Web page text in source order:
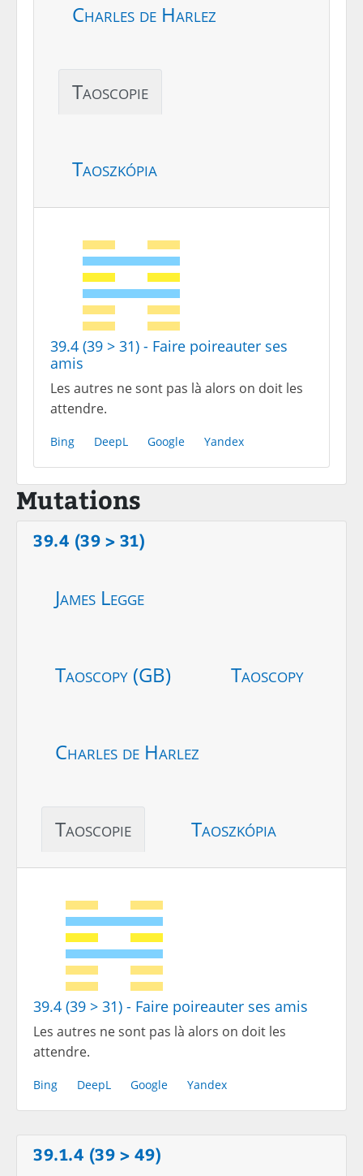
Charles de Harlez
Taoscopie
Taoszkópia
39.4 (39 > 31) - Faire poireauter ses
amis
Les autres ne sont pas là alors on doit les
attendre.
Bing DeepL Google Yandex
Mutations
39.4 (39 > 31)
James Legge
Taoscopy (GB) Taoscopy
Charles de Harlez
Taoscopie Taoszkópia
39.4 (39 > 31) - Faire poireauter ses amis
Les autres ne sont pas là alors on doit les
attendre.
Bing DeepL Google Yandex
39.1.4 (39 > 49)